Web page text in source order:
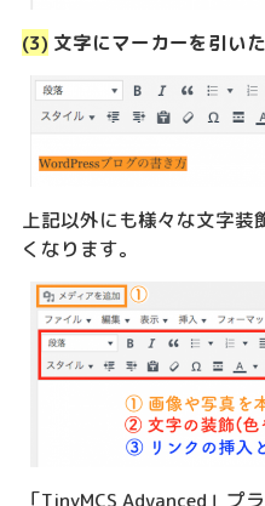
(3) 文字にマーカーを引い
上記以外にも様々な文字装
くなります。
「TinyMCS Advanced」プ